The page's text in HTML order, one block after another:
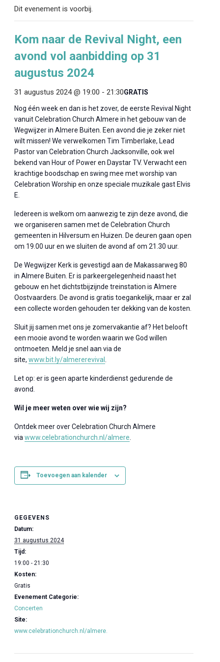
Dit evenement is voorbij.
Kom naar de Revival Night, een
avond vol aanbidding op 31
augustus 2024
31 augustus 2024 @ 19:00 -21:30GRATIS
Nog één week en dan is het zover, de eerste Revival Night
vanuit Celebration Church Almere in het gebouw van de
Wegwijzer in Almere Buiten. Een avond die je zeker niet
wilt missen! We verwelkomen Tim Timberlake, Lead
Pastor van Celebration Church Jacksonville, ook wel
bekend van Hour of Power en Daystar TV. Verwacht een
krachtige boodschap en swing mee met worship van
Celebration Worship en onze speciale muzikale gast Elvis
E.
Iedereen is welkom om aanwezig te zijn deze avond, die
we organiseren samen met de Celebration Church
gemeenten in Hilversum en Huizen. De deuren gaan open
om 19.00 uur en we sluiten de avond af om 21.30 uur.
De Wegwijzer Kerk is gevestigd aan de Makassarweg 80
in Almere Buiten. Er is parkeergelegenheid naast het
gebouw en het dichtstbijzijnde treinstation is Almere
Oostvaarders. De avond is gratis toegankelijk, maar er zal
een collecte worden gehouden ter dekking van de kosten.
Sluit jij samen met ons je zomervakantie af? Het belooft
een mooie avond te worden waarin we God willen
ontmoeten. Meld je snel aan via de
site,www.bit.ly/almererevival
Let op: er is geen aparte kinderdienst gedurende de
avond.
Wil je meer weten over wie wij zijn?
Ontdek meer over Celebration Church Almere
viawww.celebrationchurch.nl/almere
Toevoegen aan kalender
GEGEVENS
Datum:
31 augustus 2024
Tijd:
19:00 - 21:30
Kosten:
Gratis
Evenement Categorie:
Concerten
Site:
www.celebrationchurch.nl/almere.